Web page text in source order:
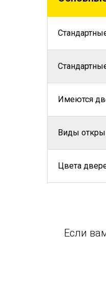
Имеются
Виды
Цвета
Если